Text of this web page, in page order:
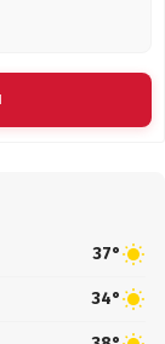
37°
34°